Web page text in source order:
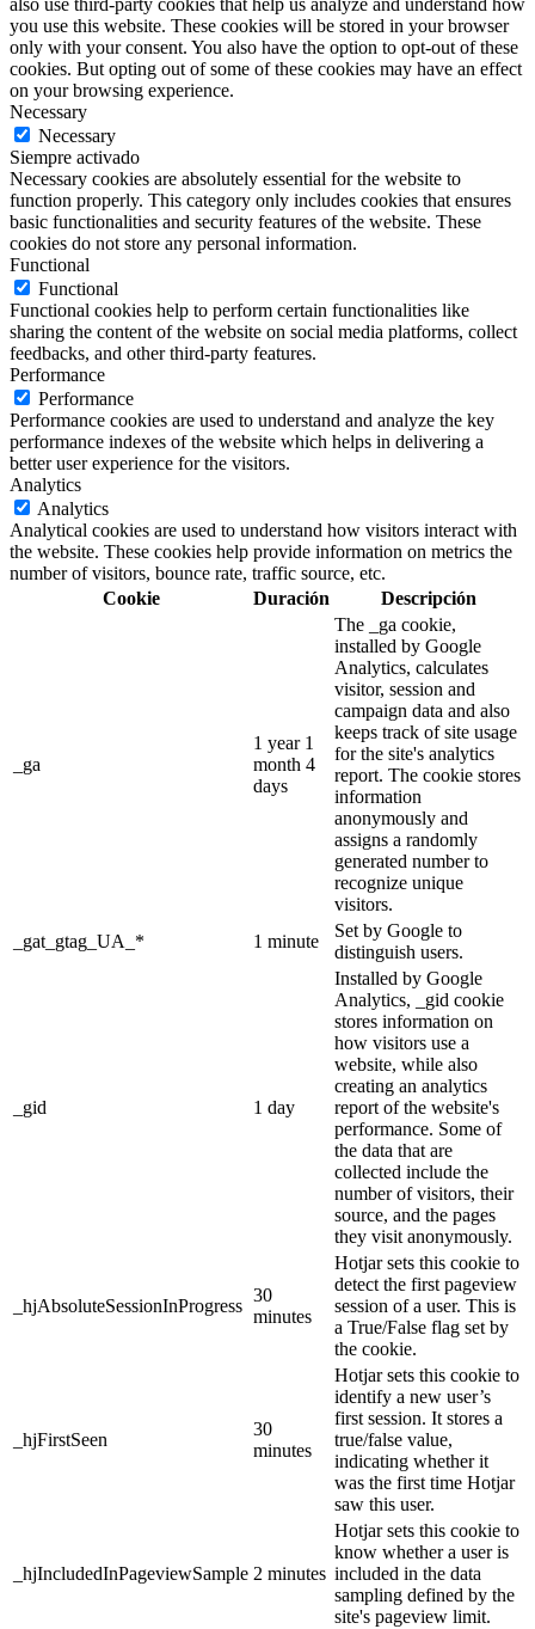
also use third-party cookies that help us analyze and understand how
you use this website. These cookies will be stored in your browser
only with your consent. You also have the option to opt-out of these
cookies. But opting out of some of these cookies may have an effect
on your browsing experience.
Necessary
Necessary
Siempre activado
Necessary cookies are absolutely essential for the website to
function properly. This category only includes cookies that ensures
basic functionalities and security features of the website. These
cookies do not store any personal information.
Functional
Functional
Functional cookies help to perform certain functionalities like
sharing the content of the website on social media platforms, collect
feedbacks, and other third-party features.
Performance
Performance
Performance cookies are used to understand and analyze the key
performance indexes of the website which helps in delivering a
better user experience for the visitors.
Analytics
Analytics
Analytical cookies are used to understand how visitors interact with
the website. These cookies help provide information on metrics the
number of visitors, bounce rate, traffic source, etc.
Cookie
Duración Descripción
_ga
1 year 1
month 4
days
The _ga cookie,
installed by Google
Analytics, calculates
visitor, session and
campaign data and also
keeps track of site usage
for the site's analytics
report. The cookie stores
information
anonymously and
assigns a randomly
generated number to
recognize unique
visitors.
_gat_gtag_UA_*
1 minute
Set by Google to
distinguish users.
_gid 1 day
Installed by Google
Analytics, _gid cookie
stores information on
how visitors use a
website, while also
creating an analytics
report of the website's
performance. Some of
the data that are
collected include the
number of visitors, their
source, and the pages
they visit anonymously.
_hjAbsoluteSessionInProgress
30
minutes
Hotjar sets this cookie to
detect the first pageview
session of a user. This is
a True/False flag set by
the cookie.
_hjFirstSeen
30
minutes
Hotjar sets this cookie to
identify a new user’s
first session. It stores a
true/false value,
indicating whether it
was the first time Hotjar
saw this user.
_hjIncludedInPageviewSample 2 minutes
Hotjar sets this cookie to
know whether a user is
included in the data
sampling defined by the
site's pageview limit.